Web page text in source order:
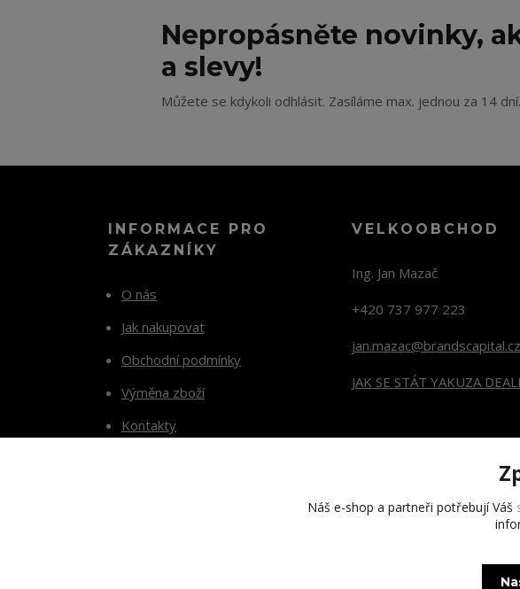
Nepropásněte novinky,
a slevy!
Můžete se kdykoli odhlásit. Zasíláme max. jednou za 14 dní.
INFORMACE PRO
ZÁKAZNÍKY
O nás
Jak nakupovat
Obchodní podmínky
Výměna zboží
Kontakty
VELKOOBCHOD
Ing. Jan Mazač
+420 737 977 223
jan.mazac@brandscapital.cz
JAK SE STÁT YAKUZA
Náš e-shop a partneři potřebují Váš